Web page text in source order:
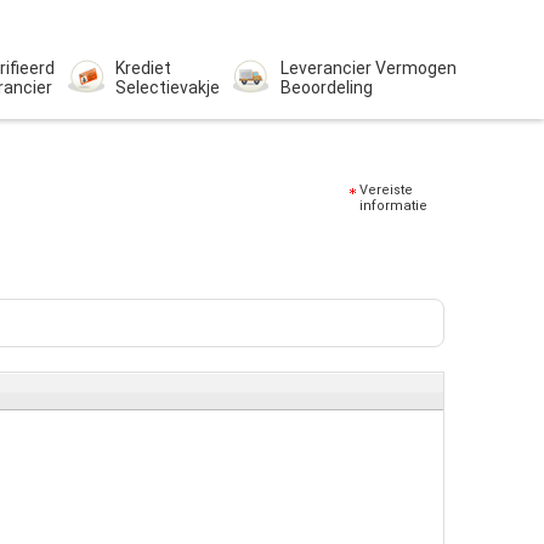
Krediet
Selectievakje
Leverancier Vermogen
Beoordeling
Vereiste
informatie